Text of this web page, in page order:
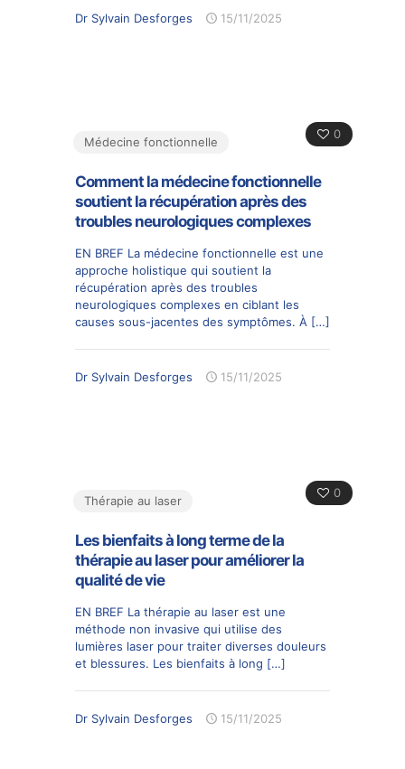
Dr Sylvain Desforges 15/11/2025
0
Médecine fonctionnelle
Comment la médecine fonctionnelle
soutient la récupération après des
troubles neurologiques complexes
EN BREF La médecine fonctionnelle est une
approche holistique qui soutient la
récupération après des troubles
neurologiques complexes en ciblant les
causes sous-jacentes des symptômes. À […]
Dr Sylvain Desforges 15/11/2025
0
Thérapie au laser
Les bienfaits à long terme de la
thérapie au laser pour améliorer la
qualité de vie
EN BREF La thérapie au laser est une
méthode non invasive qui utilise des
lumières laser pour traiter diverses douleurs
et blessures. Les bienfaits à long […]
Dr Sylvain Desforges 15/11/2025